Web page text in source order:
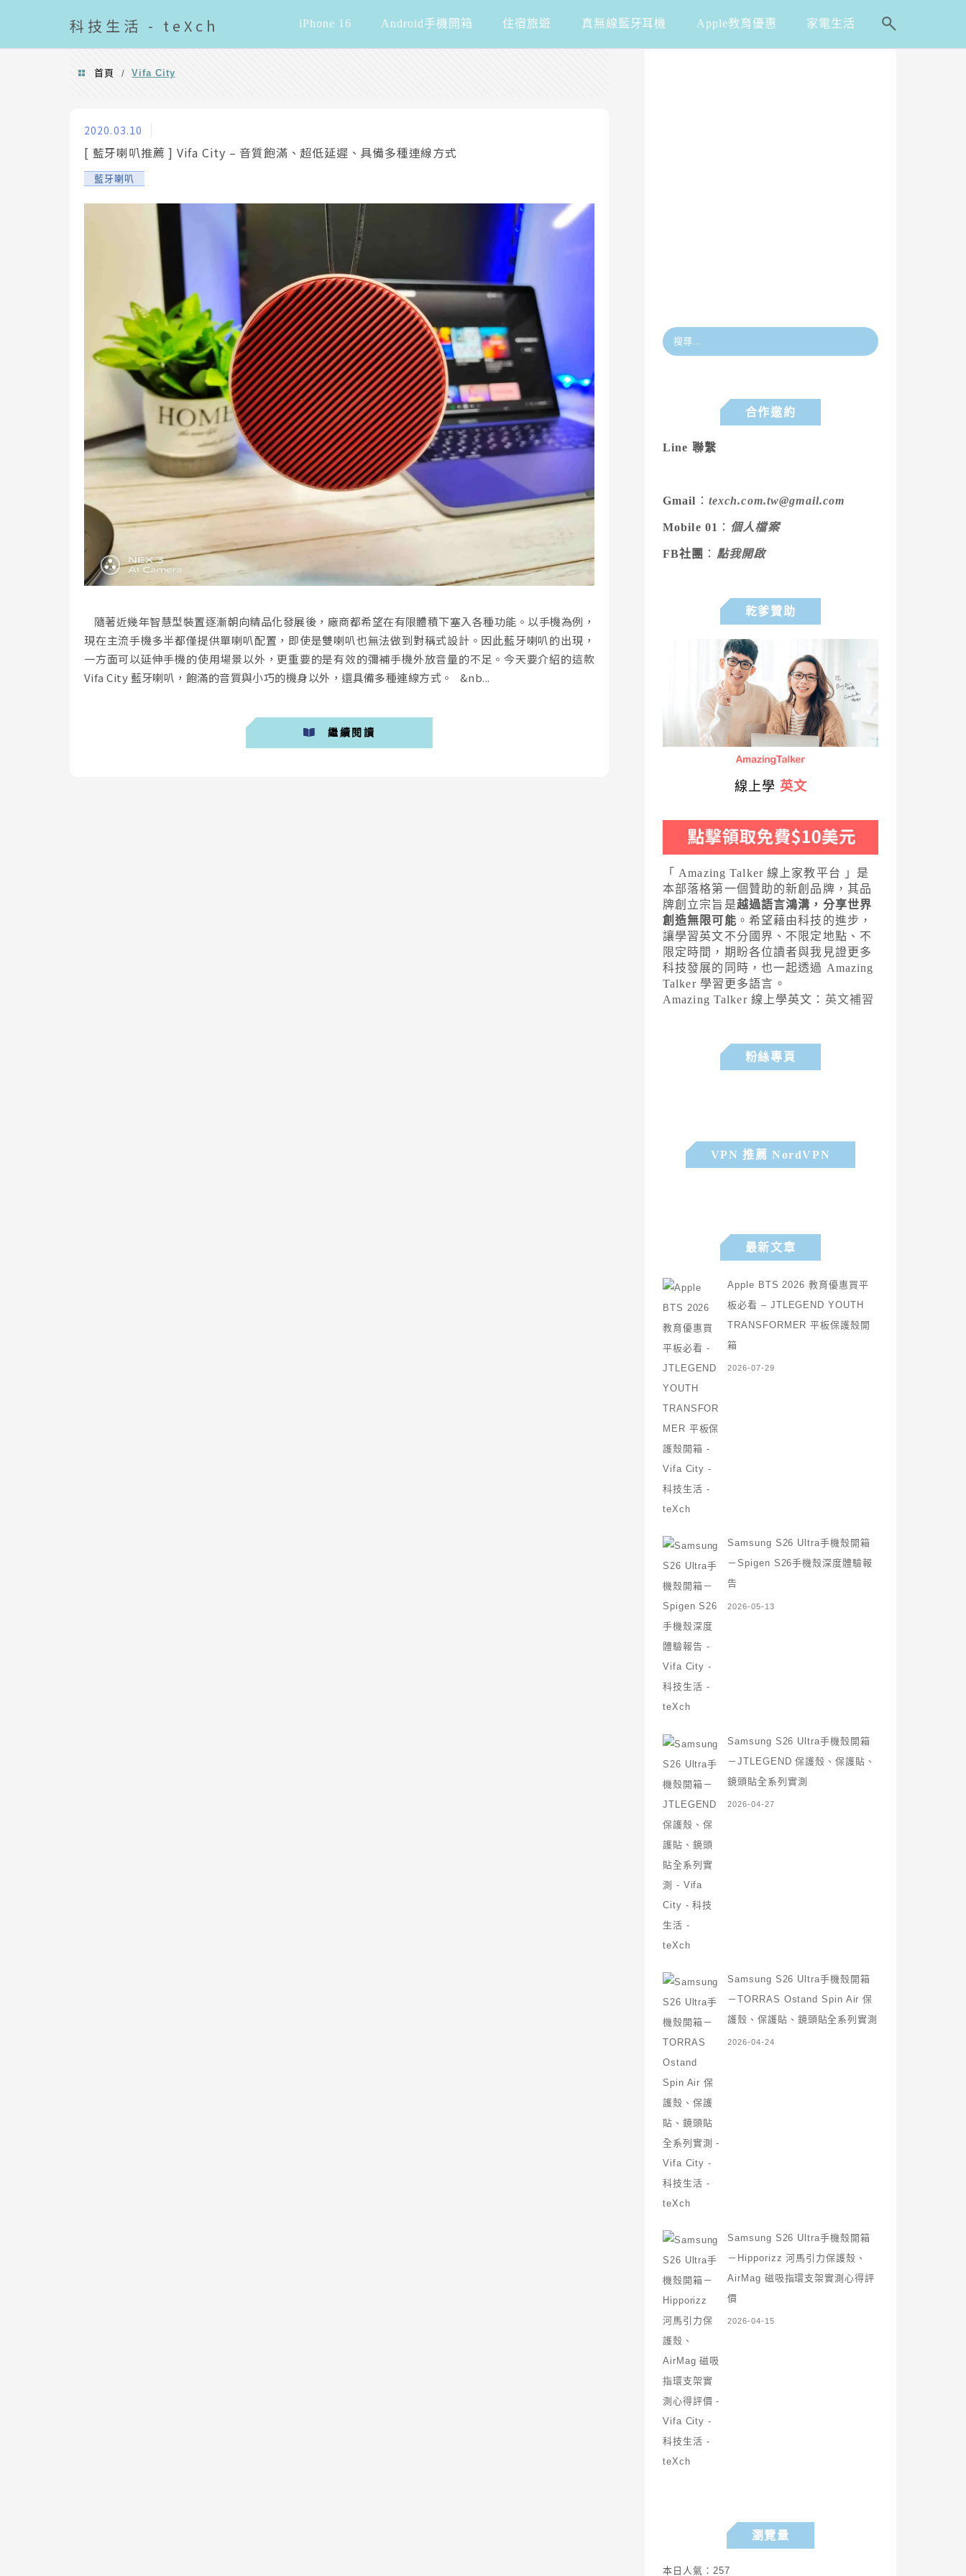
科技 生活 - teXch iPhone 16 Android手機開箱 住宿旅遊 真無線藍牙耳機 Apple教育優惠 家電生活
首頁 / Vifa City
2020.03.10
[ 藍牙喇叭推薦 ] Vifa City – 音質飽滿、超低延遲、具備多種連線方式
藍牙喇叭
隨著近幾年智慧型裝置逐漸朝向精品化發展後，廠商都希望在有限體積下塞入各種功能。以手機為例，
現在主流手機多半都僅提供單喇叭配置，即使是雙喇叭也無法做到對稱式設計。因此藍牙喇叭的出現，
一方面可以延伸手機的使用場景以外，更重要的是有效的彌補手機外放音量的不足。今天要介紹的這款
Vifa City 藍牙喇叭，飽滿的音質與小巧的機身以外，還具備多種連線方式。 &nb...
繼續閱讀
合作邀約
Line 聯繫
Gmail ： texch.com.tw@gmail.com
Mobile 01 ： 個人檔案
FB社團 ： 點我開啟
乾爹贊助
線上學 英文
「 Amazing Talker 線上家教平台 」是
本部落格第一個贊助的新創品牌，其品
牌創立宗旨是越過語言鴻溝，分享世界
創造無限可能 。希望藉由科技的進步，
讓學習英文不分國界、不限定地點、不
限定時間，期盼各位讀者與我見證更多
科技發展的同時，也一起透過 Amazing
Talker 學習更多語言。
Amazing Talker 線上學英文： 英文補習
粉絲專頁
VPN 推薦 NordVPN
最新文章
Apple BTS 2026 教育優惠買平
板必看 – JTLEGEND YOUTH
TRANSFORMER 平板保護殼開
箱
2026-07-29
Samsung S26 Ultra手機殼開箱
－Spigen S26手機殼深度體驗報
告
2026-05-13
Samsung S26 Ultra手機殼開箱
－JTLEGEND 保護殼、保護貼、
鏡頭貼全系列實測
2026-04-27
Samsung S26 Ultra手機殼開箱
－TORRAS Ostand Spin Air 保
護殼、保護貼、鏡頭貼全系列實測
2026-04-24
Samsung S26 Ultra手機殼開箱
－Hipporizz 河馬引力保護殼、
AirMag 磁吸指環支架實測心得評
價
2026-04-15
瀏覽量
本日人氣：257